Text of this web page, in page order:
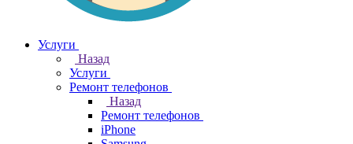
Услуги
Назад
Услуги
Ремонт телефонов
Назад
Ремонт телефонов
iPhone